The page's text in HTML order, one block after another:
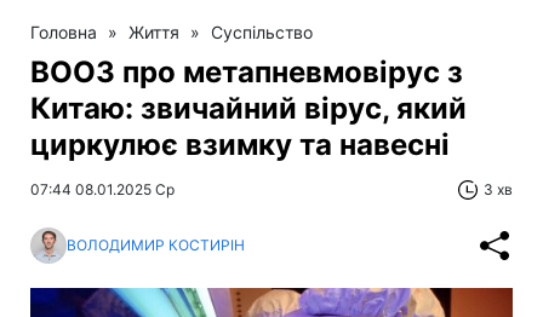
Головна » Життя » Суспільство
ВООЗ про метапневмовірус з
Китаю: звичайний вірус, який
циркулює взимку та навесні
07:44 08.01.2025 Ср 3 хв
ВОЛОДИМИР КОСТИРІН